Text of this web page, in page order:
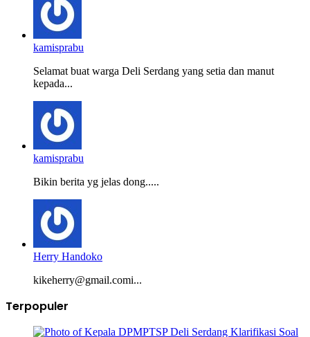
kamisprabu
Selamat buat warga Deli Serdang yang setia dan manut
kepada...
kamisprabu
Bikin berita yg jelas dong.....
Herry Handoko
kikeherry@gmail.comi...
Terpopuler